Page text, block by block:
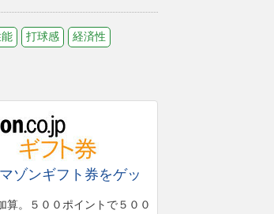
打球感 経済性
ゾンギフト券をゲッ
算。５００ポイントで５００